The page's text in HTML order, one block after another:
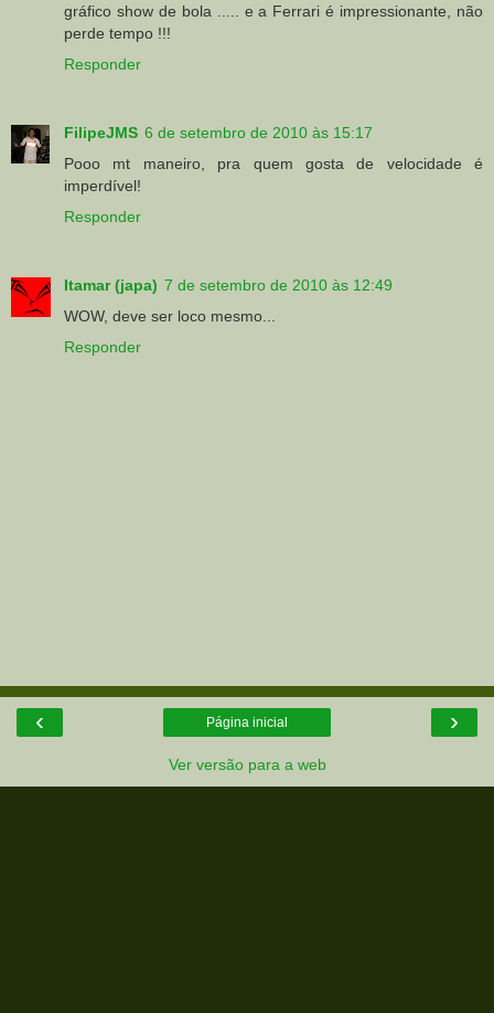
gráfico show de bola ..... e a Ferrari é impressionante, não
perde tempo !!!
Responder
FilipeJMS 6 de setembro de 2010 às 15:17
Pooo mt maneiro, pra quem gosta de velocidade é
imperdível!
Responder
Itamar (japa) 7 de setembro de 2010 às 12:49
WOW, deve ser loco mesmo...
Responder
‹ ›
Página inicial
Ver versão para a web